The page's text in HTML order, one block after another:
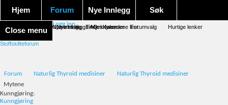
Hjem Forum
Nye innlegg FAQ Kalender Forumvalg Hurtige lenker
Nye Innlegg
Nye innlegg Merk forumene lest
Søk
Avansert søk Emneskyen
Close menu
Logg inn
Stoffskifteforum
Forum Naturlig Thyroid medisiner
Naturlig Thyroid medisiner
Mytene
Kunngjøring:
Kunngjøring